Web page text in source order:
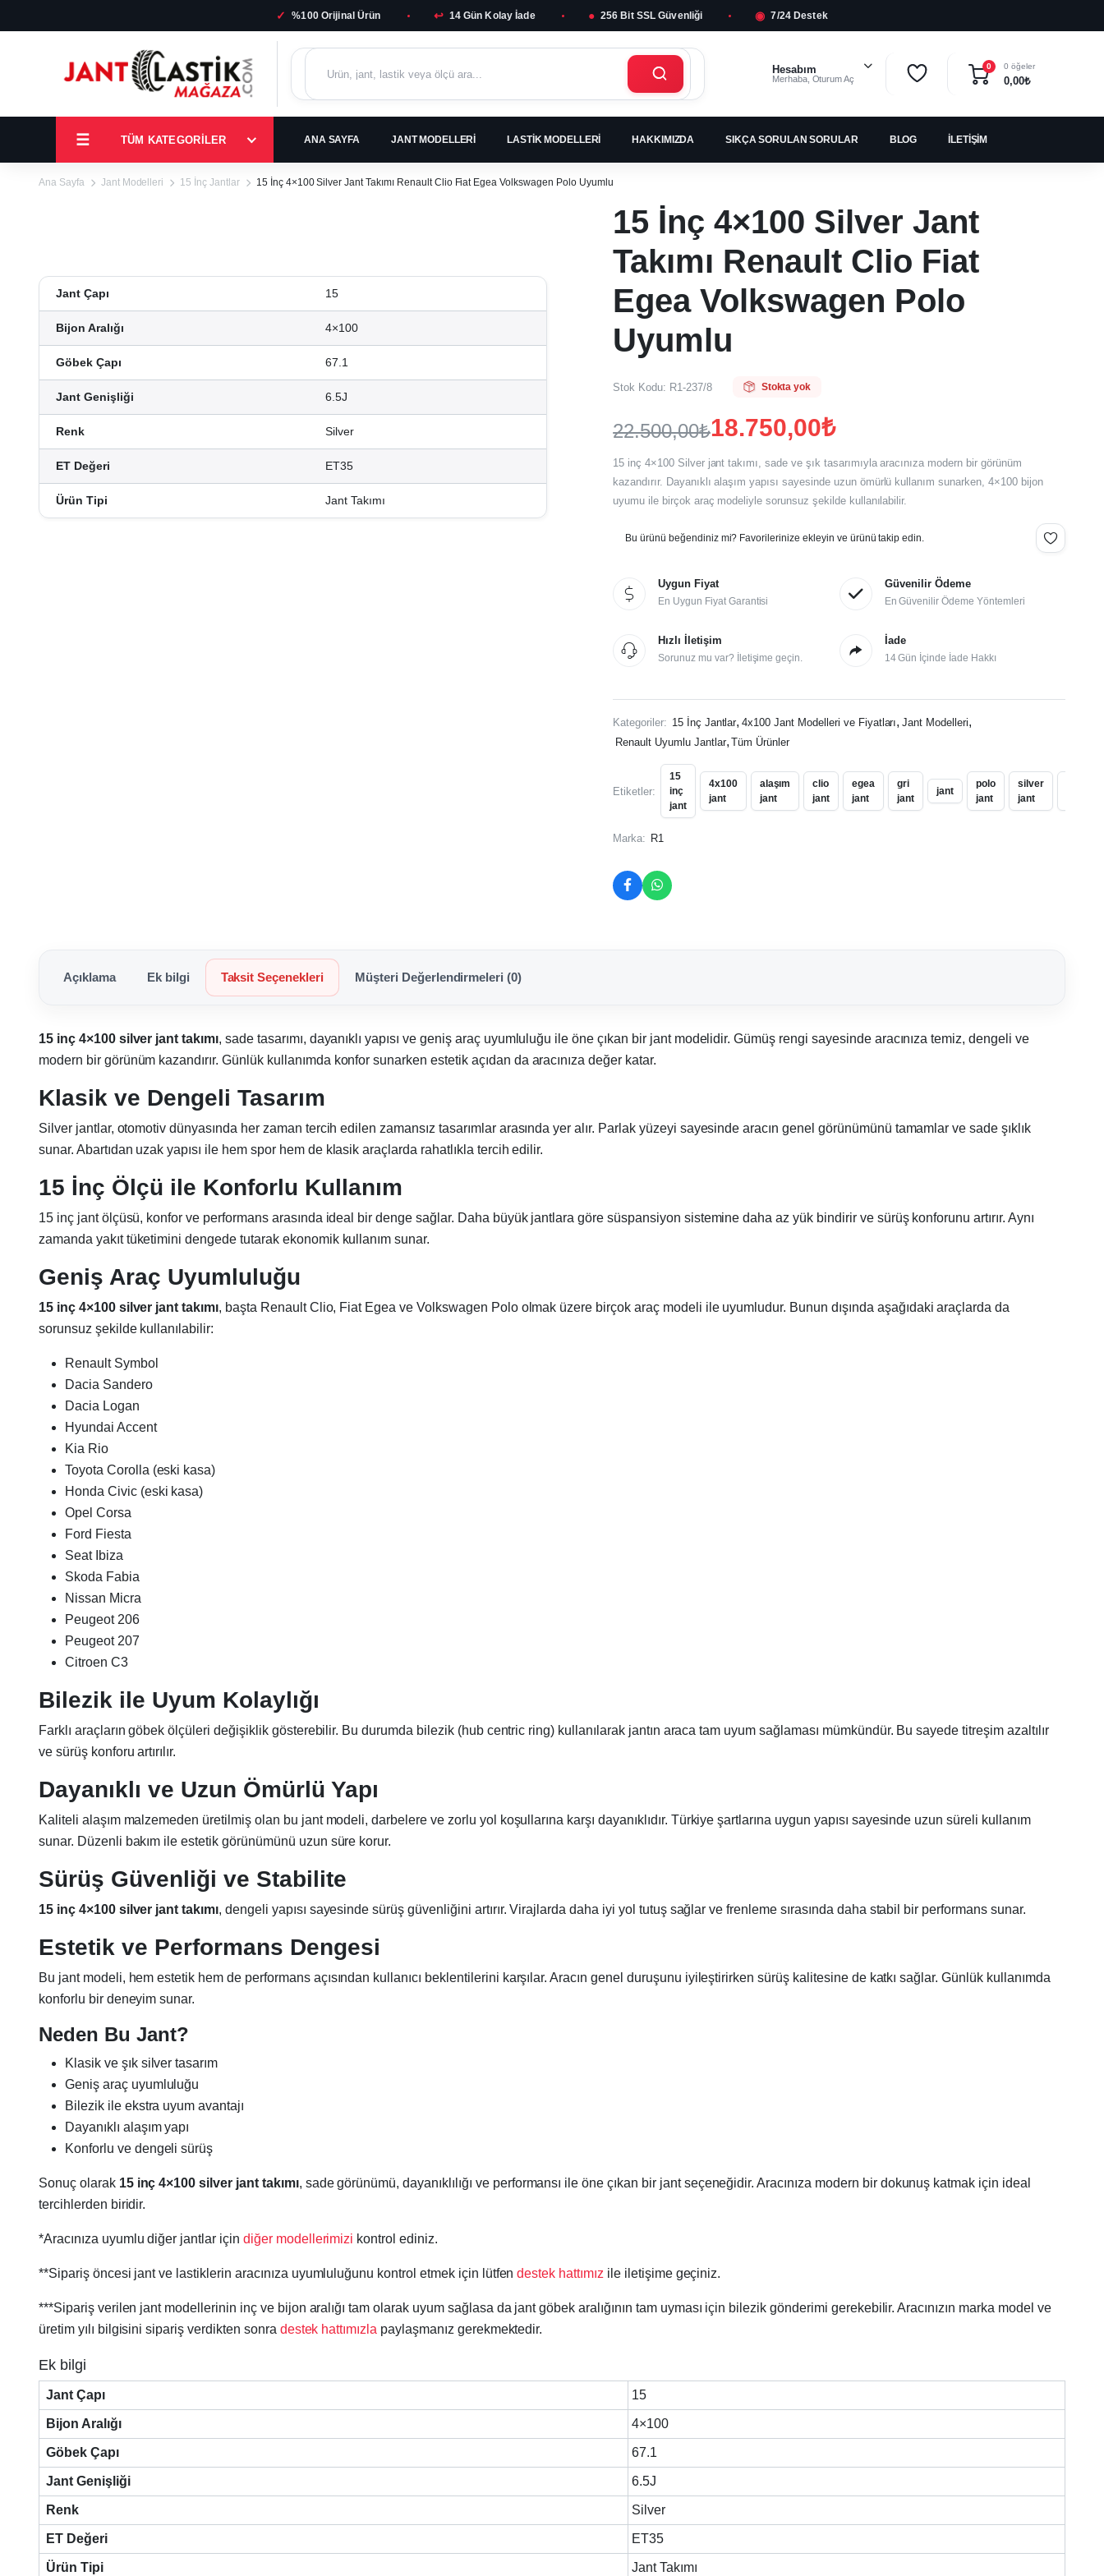
✓ %100 Orijinal Ürün ↩ 14 Gün Kolay İade ● 256 Bit SSL Güvenliği ◉ 7/24 Destek
Hesabım
Merhaba, Oturum Aç
0 0 öğeler
0,00₺
TÜM KATEGORILER ANA SAYFA JANT MODELLERI LASTIK MODELLERI HAKKIMIZDA SIKÇA SORULAN SORULAR BLOG İLETIŞIM
Ana Sayfa Jant Modelleri 15 İnç Jantlar 15 İnç 4×100 Silver Jant Takımı Renault Clio Fiat Egea Volkswagen Polo Uyumlu
Jant Çapı 15
Bijon Aralığı 4×100
Göbek Çapı 67.1
Jant Genişliği 6.5J
Renk Silver
ET Değeri ET35
Ürün Tipi Jant Takımı
15 İnç 4×100 Silver Jant
Takımı Renault Clio Fiat
Egea Volkswagen Polo
Uyumlu
Stok Kodu: R1-237/8 Stokta yok
22.500,00₺
Orijinal
fiyat:
22.500,00₺.
18.750,00₺
Şu
andaki
fiyat:
18.750,00₺.
15 inç 4×100 Silver jant takımı, sade ve şık tasarımıyla aracınıza modern bir görünüm
kazandırır. Dayanıklı alaşım yapısı sayesinde uzun ömürlü kullanım sunarken, 4×100 bijon
uyumu ile birçok araç modeliyle sorunsuz şekilde kullanılabilir.
Bu ürünü beğendiniz mi? Favorilerinize ekleyin ve ürünü takip edin.
Uygun Fiyat
En Uygun Fiyat Garantisi
Güvenilir Ödeme
En Güvenilir Ödeme Yöntemleri
Hızlı İletişim
Sorunuz mu var? İletişime geçin.
İade
14 Gün İçinde İade Hakkı
Kategoriler: 15 İnç Jantlar, 4x100 Jant Modelleri ve Fiyatları, Jant Modelleri,
Renault Uyumlu Jantlar, Tüm Ürünler
Etiketler:
15
inç
jant
4x100
jant
alaşım
jant
clio
jant
egea
jant
gri
jant
jant
polo
jant
silver
jant
Marka: R1
Açıklama Ek bilgi Taksit Seçenekleri Müşteri Değerlendirmeleri (0)
15 inç 4×100 silver jant takımı, sade tasarımı, dayanıklı yapısı ve geniş araç uyumluluğu ile öne çıkan bir jant modelidir. Gümüş rengi sayesinde aracınıza temiz, dengeli ve
modern bir görünüm kazandırır. Günlük kullanımda konfor sunarken estetik açıdan da aracınıza değer katar.
Klasik ve Dengeli Tasarım
Silver jantlar, otomotiv dünyasında her zaman tercih edilen zamansız tasarımlar arasında yer alır. Parlak yüzeyi sayesinde aracın genel görünümünü tamamlar ve sade şıklık
sunar. Abartıdan uzak yapısı ile hem spor hem de klasik araçlarda rahatlıkla tercih edilir.
15 İnç Ölçü ile Konforlu Kullanım
15 inç jant ölçüsü, konfor ve performans arasında ideal bir denge sağlar. Daha büyük jantlara göre süspansiyon sistemine daha az yük bindirir ve sürüş konforunu artırır. Aynı
zamanda yakıt tüketimini dengede tutarak ekonomik kullanım sunar.
Geniş Araç Uyumluluğu
15 inç 4×100 silver jant takımı, başta Renault Clio, Fiat Egea ve Volkswagen Polo olmak üzere birçok araç modeli ile uyumludur. Bunun dışında aşağıdaki araçlarda da
sorunsuz şekilde kullanılabilir:
Renault Symbol
Dacia Sandero
Dacia Logan
Hyundai Accent
Kia Rio
Toyota Corolla (eski kasa)
Honda Civic (eski kasa)
Opel Corsa
Ford Fiesta
Seat Ibiza
Skoda Fabia
Nissan Micra
Peugeot 206
Peugeot 207
Citroen C3
Bilezik ile Uyum Kolaylığı
Farklı araçların göbek ölçüleri değişiklik gösterebilir. Bu durumda bilezik (hub centric ring) kullanılarak jantın araca tam uyum sağlaması mümkündür. Bu sayede titreşim azaltılır
ve sürüş konforu artırılır.
Dayanıklı ve Uzun Ömürlü Yapı
Kaliteli alaşım malzemeden üretilmiş olan bu jant modeli, darbelere ve zorlu yol koşullarına karşı dayanıklıdır. Türkiye şartlarına uygun yapısı sayesinde uzun süreli kullanım
sunar. Düzenli bakım ile estetik görünümünü uzun süre korur.
Sürüş Güvenliği ve Stabilite
15 inç 4×100 silver jant takımı, dengeli yapısı sayesinde sürüş güvenliğini artırır. Virajlarda daha iyi yol tutuş sağlar ve frenleme sırasında daha stabil bir performans sunar.
Estetik ve Performans Dengesi
Bu jant modeli, hem estetik hem de performans açısından kullanıcı beklentilerini karşılar. Aracın genel duruşunu iyileştirirken sürüş kalitesine de katkı sağlar. Günlük kullanımda
konforlu bir deneyim sunar.
Neden Bu Jant?
Klasik ve şık silver tasarım
Geniş araç uyumluluğu
Bilezik ile ekstra uyum avantajı
Dayanıklı alaşım yapı
Konforlu ve dengeli sürüş
Sonuç olarak 15 inç 4×100 silver jant takımı, sade görünümü, dayanıklılığı ve performansı ile öne çıkan bir jant seçeneğidir. Aracınıza modern bir dokunuş katmak için ideal
tercihlerden biridir.
*Aracınıza uyumlu diğer jantlar için diğer modellerimizi kontrol ediniz.
**Sipariş öncesi jant ve lastiklerin aracınıza uyumluluğunu kontrol etmek için lütfendestek hattımız ile iletişime geçiniz.
***Sipariş verilen jant modellerinin inç ve bijon aralığı tam olarak uyum sağlasa da jant göbek aralığının tam uyması için bilezik gönderimi gerekebilir. Aracınızın marka model ve
üretim yılı bilgisini sipariş verdikten sonra destek hattımızla paylaşmanız gerekmektedir.
Ek bilgi
Jant Çapı 15
Bijon Aralığı 4×100
Göbek Çapı 67.1
Jant Genişliği 6.5J
Renk Silver
ET Değeri ET35
Ürün Tipi Jant Takımı